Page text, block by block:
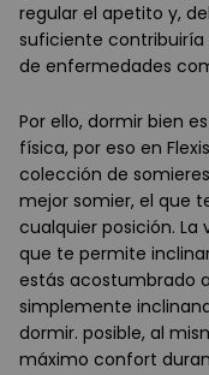
regular el apetito y,
suficiente contribuiría
de enfermedades
Por ello, dormir bien
física, por eso en
colección de
mejor somier, el que
cualquier posición.
que te permite
estás acostumbrado
simplemente
dormir. posible, al
máximo confort